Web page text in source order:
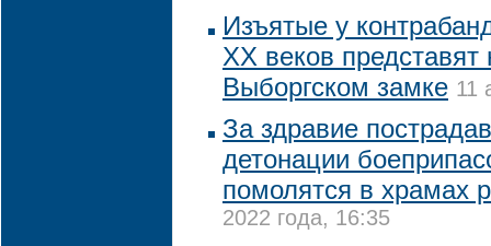
Изъятые у
XX веков
Выборгском замке 11
За здравие
детонации
помолятся в храмах
2022 года, 16:35